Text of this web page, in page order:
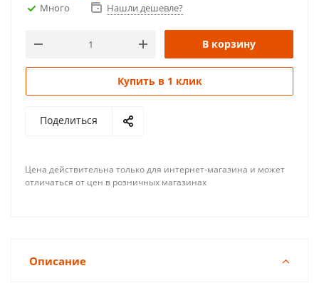
Много Нашли дешевле?
В корзину
Купить в 1 клик
Поделиться
Цена действительна только для интернет-магазина и может
отличаться от цен в розничных магазинах
Описание